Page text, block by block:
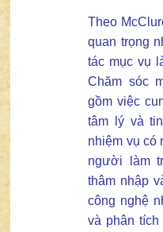
Theo
quan trọng
tác mục vụ
Chăm sóc
gồm việc
tâm lý và
nhiệm vụ có
người làm
thâm nhập
công nghệ
và phân